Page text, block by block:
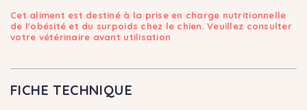
Cet aliment est destiné à la prise en charge nutritionnelle
de l'obésité et du surpoids chez le chien. Veuillez consulter
votre vétérinaire avant utilisation
FICHE TECHNIQUE